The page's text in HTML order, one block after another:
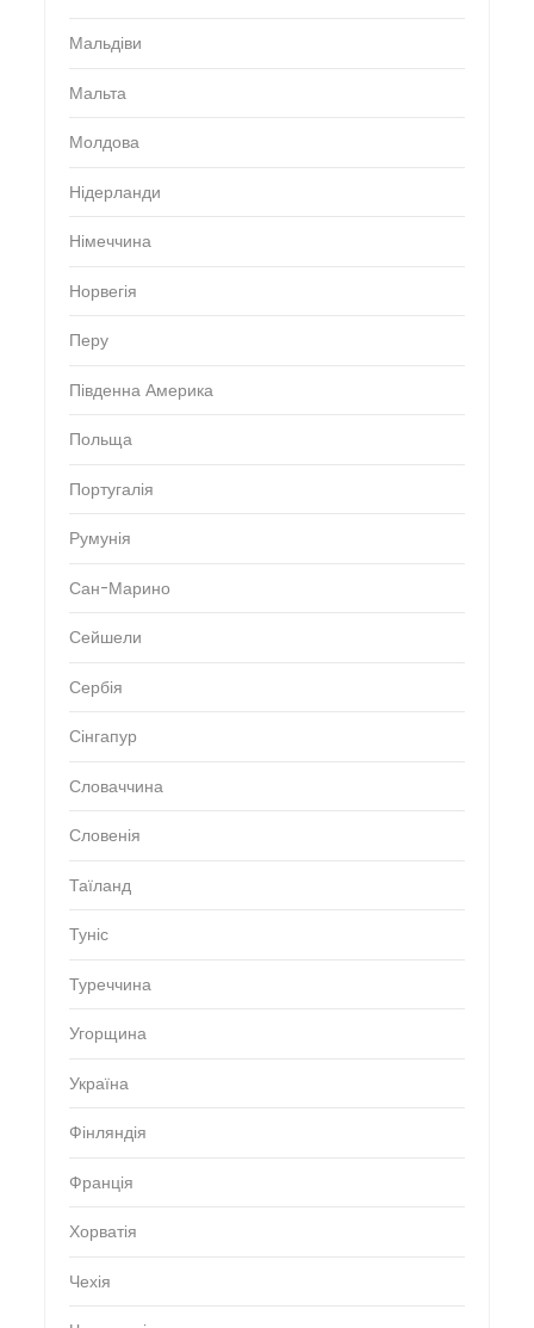
Мальдіви
Мальта
Молдова
Нідерланди
Німеччина
Норвегія
Перу
Південна Америка
Польща
Португалія
Румунія
Сан-Марино
Сейшели
Сербія
Сінгапур
Словаччина
Словенія
Таїланд
Туніс
Туреччина
Угорщина
Україна
Фінляндія
Франція
Хорватія
Чехія